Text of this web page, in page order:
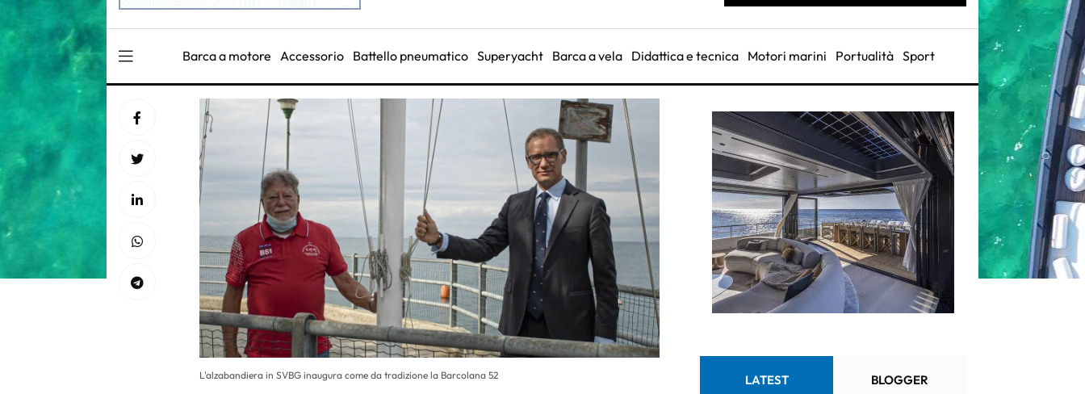
Barca a motore Accessorio Battello pneumatico Superyacht Barca a vela Didattica e tecnica Motori marini Portualità Sport
L'alzabandiera in SVBG inaugura come da tradizione la Barcolana 52 LATEST BLOGGER